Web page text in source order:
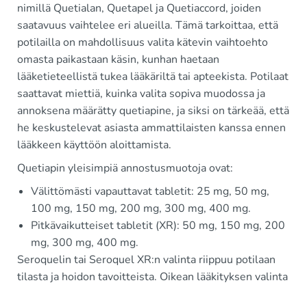
nimillä Quetialan, Quetapel ja Quetiaccord, joiden
saatavuus vaihtelee eri alueilla. Tämä tarkoittaa, että
potilailla on mahdollisuus valita kätevin vaihtoehto
omasta paikastaan käsin, kunhan haetaan
lääketieteellistä tukea lääkäriltä tai apteekista. Potilaat
saattavat miettiä, kuinka valita sopiva muodossa ja
annoksena määrätty quetiapine, ja siksi on tärkeää, että
he keskustelevat asiasta ammattilaisten kanssa ennen
lääkkeen käyttöön aloittamista.
Quetiapin yleisimpiä annostusmuotoja ovat:
Välittömästi vapauttavat tabletit: 25 mg, 50 mg,
100 mg, 150 mg, 200 mg, 300 mg, 400 mg.
Pitkävaikutteiset tabletit (XR): 50 mg, 150 mg, 200
mg, 300 mg, 400 mg.
Seroquelin tai Seroquel XR:n valinta riippuu potilaan
tilasta ja hoidon tavoitteista. Oikean lääkityksen valinta